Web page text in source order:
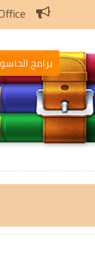
/ Office
برامج